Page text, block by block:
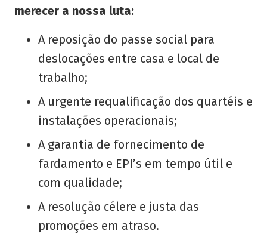
merecer a nossa luta:
A reposição do passe social para
deslocações entre casa e local de
trabalho;
A urgente requalificação dos quartéis e
instalações operacionais;
A garantia de fornecimento de
fardamento e EPI’s em tempo útil e
com qualidade;
A resolução célere e justa das
promoções em atraso.